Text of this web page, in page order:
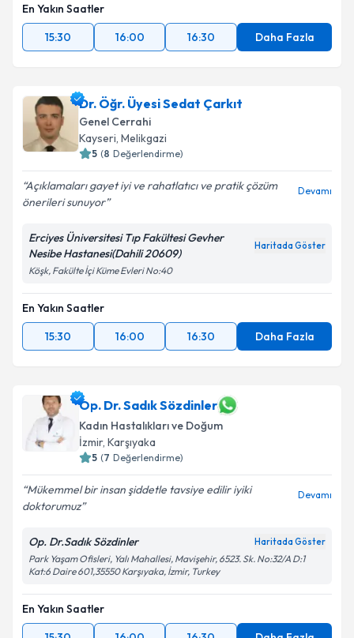
En Yakın Saatler
15:30
16:00 16:30 Daha Fazla
Dr. Öğr. Üyesi Sedat Çarkıt
Genel Cerrahi
Kayseri, Melikgazi
5 (8 Değerlendirme)
Açıklamaları gayet iyi ve rahatlatıcı ve pratik çözüm
önerileri sunuyor
Devamı
Erciyes Üniversitesi Tıp Fakültesi Gevher
Nesibe Hastanesi(Dahili 20609)
Haritada Göster
Köşk, Fakülte İçi Küme Evleri No:40
En Yakın Saatler
15:30
16:00 16:30 Daha Fazla
Op. Dr. Sadık Sözdinler
Kadın Hastalıkları ve Doğum
İzmir, Karşıyaka
5 (7 Değerlendirme)
Mükemmel bir insan şiddetle tavsiye edilir iyiki
doktorumuz
Devamı
Op. Dr.Sadık Sözdinler Haritada Göster
Park Yaşam Ofisleri, Yalı Mahallesi, Mavişehir, 6523. Sk. No:32/A D:1
Kat:6 Daire 601,35550 Karşıyaka, İzmir, Turkey
En Yakın Saatler